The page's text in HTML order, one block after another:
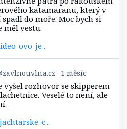
katamaranu, který v
do moře. Moc bych si
měl vestu.
ovo-je...
1 měsíc
vyšel rozhovor se skipperem
Veselé to není, ale
c...